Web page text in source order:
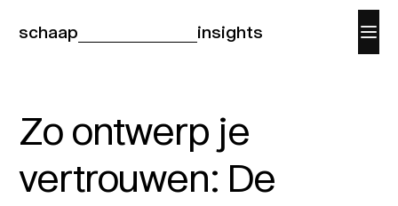
schaap insights
Zo ontwerp je
vertrouwen: De